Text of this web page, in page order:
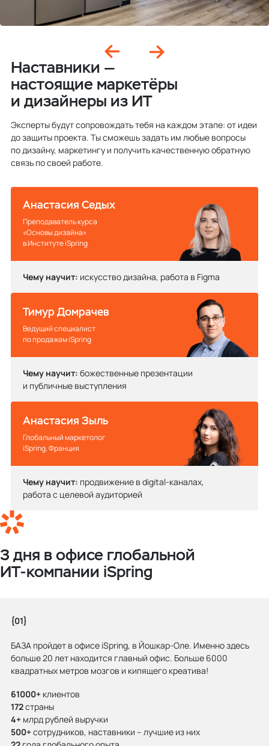
Наставники —
настоящие маркетёры
и дизайнеры из ИТ
Эксперты будут сопровождать тебя на каждом этапе: от идеи
до защиты проекта. Ты сможешь задать им любые вопросы
по дизайну, маркетингу и получить качественную обратную
связь по своей работе.
Анастасия Седых
Преподаватель курса
«Основы дизайна»
в Институте iSpring
Чему научит: искусство дизайна, работа в Figma
Тимур Домрачев
Ведущий специалист
по продажам iSpring
Чему научит: божественные презентации
и публичные выступления
Анастасия Зыль
Глобальный маркетолог
iSpring, Франция
Чему научит: продвижение в digital-каналах,
работа с целевой аудиторией
3 дня в офисе глобальной
ИТ‑компании iSpring
{01}
БАЗА пройдет в офисе iSpring, в Йошкар-Оле. Именно здесь
больше 20 лет находится главный офис. Больше 6000
квадратных метров мозгов и кипящего креатива!
61000+ клиентов
172страны
4+ млрд рублей выручки
500+ сотрудников, наставники – лучшие из них